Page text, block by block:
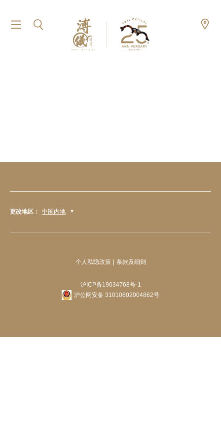
更改地区： 中国内地
个人私隐政策 条款及细则
沪ICP备19034768号-1
沪公网安备 31010602004862号